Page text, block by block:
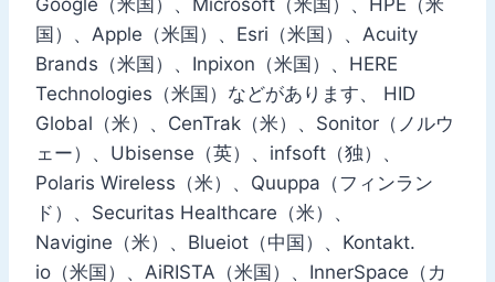
国）、Apple（米国）、Esri（米国）、Acuity
Brands（米国）、Inpixon（米国）、HERE
Technologies（米国）などがあります、 HID
Global（米）、CenTrak（米）、Sonitor（ノルウ
ェー）、Ubisense（英）、infsoft（独）、
Polaris Wireless（米）、Quuppa（フィンラン
ド）、Securitas Healthcare（米）、
Navigine（米）、Blueiot（中国）、Kontakt.
io（米国）、AiRISTA（米国）、InnerSpace（カ